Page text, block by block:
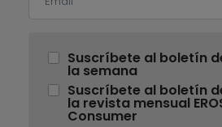
Suscríbete al boletín
la semana
Suscríbete al boletín
la revista mensual
Consumer